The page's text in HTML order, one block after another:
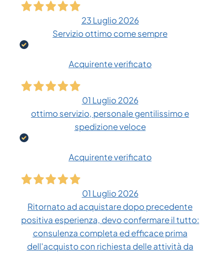
23 Luglio 2026
Servizio ottimo come sempre
Acquirente verificato
01 Luglio 2026
ottimo servizio, personale gentilissimo e
spedizione veloce
Acquirente verificato
01 Luglio 2026
Ritornato ad acquistare dopo precedente
positiva esperienza, devo confermare il tutto:
consulenza completa ed efficace prima
dell'acquisto con richiesta delle attività da